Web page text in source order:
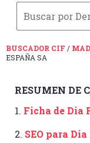
BUSCADOR CIF /
ESPAÑA SA
RESUMEN DE
1. Ficha de Dia
2. SEO para